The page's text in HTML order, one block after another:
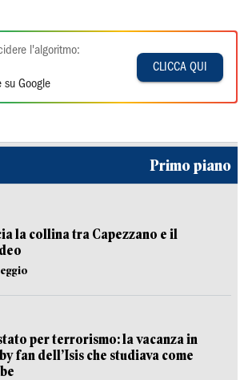
l'algoritmo:
su Google
CLICCA QUI
Primo piano
la collina tra Capezzano e il
per terrorismo: la vacanza in
fan dell’Isis che studiava come